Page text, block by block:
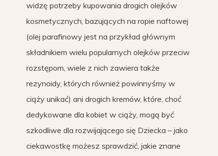
widzę potrzeby kupowania drogich olejków
kosmetycznych, bazujących na ropie naftowej
(olej parafinowy jest na przykład głównym
składnikiem wielu popularnych olejków przeciw
rozstępom, wiele z nich zawiera także
rezynoidy, których również powinnyśmy w
ciąży unikać) ani drogich kremów, które, choć
dedykowane dla kobiet w ciąży, mogą być
szkodliwe dla rozwijającego się Dziecka – jako
ciekawostkę możesz sprawdzić, jakie znane